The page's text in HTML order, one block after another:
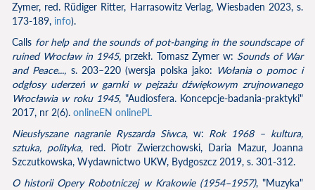
Zymer, red. Rüdiger Ritter, Harrasowitz Verlag, Wiesbaden 2023, s.
173-189, info).
Calls for help and the sounds of pot-banging in the soundscape of
ruined Wrocław in 1945, przekł. Tomasz Zymer w: Sounds of War
and Peace..., s. 203–220 (wersja polska jako: Wołania o pomoc i
odgłosy uderzeń w garnki w pejzażu dźwiękowym zrujnowanego
Wrocławia w roku 1945, "Audiosfera. Koncepcje-badania-praktyki"
2017, nr 2(6). onlineEN onlinePL
Nieusłyszane nagranie Ryszarda Siwca, w: Rok 1968 – kultura,
sztuka, polityka, red. Piotr Zwierzchowski, Daria Mazur, Joanna
Szczutkowska, Wydawnictwo UKW, Bydgoszcz 2019, s. 301-312.
O historii Opery Robotniczej w Krakowie (1954–1957), "Muzyka"